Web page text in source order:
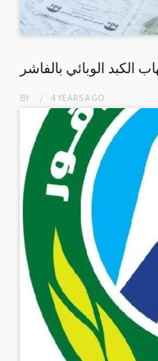
الكبد الوبائي بالفاشر
BY 4 YEARSAGO